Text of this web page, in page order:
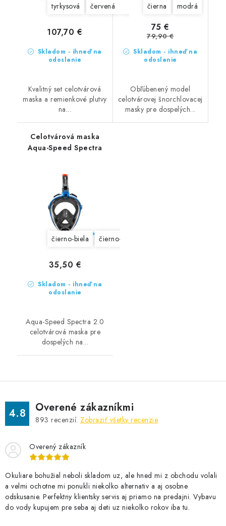
tyrkysová červená žltá
Skladom - ihneď na
odoslanie
107,70 €
Kvalitný set celotvárová
maska a remienkové plutvy
na...
čierna modrá
Skladom - ihneď na
odoslanie
75 €
79,90 €
Obľúbenený model
celotvárovej šnorchlovacej
masky pre dospelých...
Celotvárová maska
Aqua-Speed Spectra
čierno-biela čierno-modrá
Skladom - ihneď na
odoslanie
35,50 €
Aqua-Speed Spectra 2.0
celotvárová maska pre
dospelých na...
4.8 Overené zákazníkmi
893 recenzií. Zobraziť všetky recenzie
Overený zákazník
Okuliare bohužial neboli skladom uz, ale hned mi z obchodu volali
a velmi ochotne mi ponukli niekolko alternativ a aj osobne
odskusanie. Perfektny klientsky servis aj priamo na predajni. Vybavu
do vody kupujem pre seba aj deti uz niekolko rokov iba tu.